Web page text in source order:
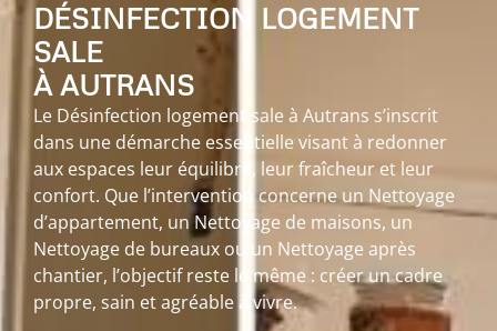
DÉSINFECTION LOGEMENT
SALE
À AUTRANS
Le Désinfection logement sale à Autrans s’inscrit
dans une démarche essentielle visant à redonner
aux espaces leur équilibre, leur fraîcheur et leur
confort. Que l’intervention concerne un Nettoyage
d’appartement, un Nettoyage de maisons, un
Nettoyage de bureaux ou un Nettoyage après
chantier, l’objectif reste le même : créer un cadre
propre, sain et agréable à vivre.